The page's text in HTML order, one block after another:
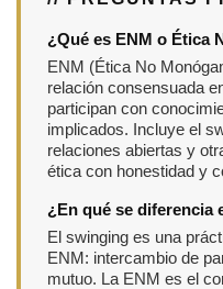
¿Qué es ENM o Ética
ENM (Ética No
relación consensuada
participan con
implicados. Incluye el
relaciones abiertas y
ética con honestidad y
¿En qué se diferencia
El swinging es una
ENM: intercambio de
mutuo. La ENM es el